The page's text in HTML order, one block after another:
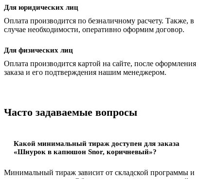
Для юридических лиц
Оплата производится по безналичному расчету. Также, в
случае необходимости, оперативно оформим договор.
Для физических лиц
Оплата производится картой на сайте, после оформления
заказа и его подтверждения нашим менеджером.
Часто задаваемые вопросы
Какой минимальный тираж доступен для заказа
«Шнурок в капюшон Snor, коричневый»?
Минимальный тираж зависит от складской программы и